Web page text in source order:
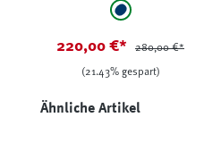
auswählen
marine
220,00 €* 280,00 €*
(21.43% gespart)
Produktgalerie
Ähnliche Artikel